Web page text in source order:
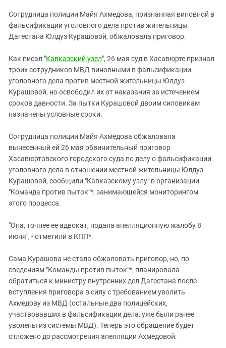
КАВКАЗ ЗА ПАЛЕСТИНУ
ИНАКОМЫСЛИЕ В ЧЕЧНЕ
ПРЕСЛЕДОВАНИЕ АКТИВИСТОВ
Ингушетия
Кабардино-Балкария
Калмыкия
Карачаево-Черкесия
Краснодарский край
Нагорный Карабах
Российская Федерация
Ростовская область
Северная Осетия - Алания
Ставропольский край
Чечня
Южный Кавказ
Сотрудница полиции Майя Ахмедова, признанная виновной в
фальсификации уголовного дела против жительницы
Дагестана Юлдуз Курашовой, обжаловала приговор.
Как писал "Кавказский узел", 26 мая суд в Хасавюрте признал
троих сотрудников МВД виновными в фальсификации
уголовного дела против местной жительницы Юлдуз
Курашовой, но освободил их от наказания за истечением
сроков давности. За пытки Курашовой двоим силовикам
назначены условные сроки.
Сотрудница полиции Майя Ахмедова обжаловала
вынесенный ей 26 мая обвинительный приговор
Хасавюртовского городского суда по делу о фальсификации
уголовного дела в отношении местной жительницы Юлдуз
Курашовой, сообщили "Кавказскому узлу" в организации
"Команда против пыток"*, занимающейся мониторингом
этого процесса.
"Она, точнее ее адвокат, подала апелляционную жалобу 8
июня", - отметили в КПП*.
Сама Курашова не стала обжаловать приговор, но, по
сведениям "Команды против пыток"*, планировала
обратиться к министру внутренних дел Дагестана после
вступления приговора в силу с требованием уволить
Ахмедову из МВД (остальные два полицейских,
участвовавших в фальсификации дела, уже были ранее
уволены из системы МВД). Теперь это обращение будет
отложено до рассмотрения апелляции Ахмедовой.